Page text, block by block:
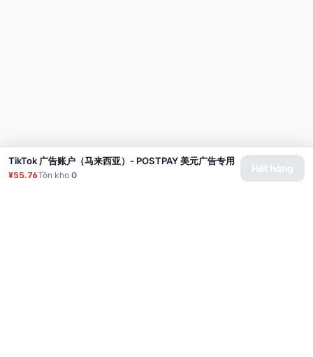
TikTok 广告账户（马来西亚）- POSTPAY 美元广告专用
¥55.76Tồn kho0
Hết hàng